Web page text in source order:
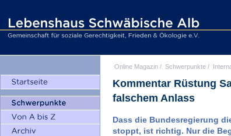
Online Magazin / Schwerpunkte /
Kommentar Rüstung
falschem Anlass
Dass die Bundesregierung
stoppt, ist richtig. Nur die